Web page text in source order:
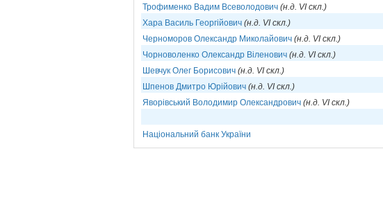
Трофименко Вадим Всеволодович (н.д. VI скл.)
Хара Василь Георгійович (н.д. VI скл.)
Черноморов Олександр Миколайович (н.д. VI скл.)
Чорноволенко Олександр Віленович (н.д. VI скл.)
Шевчук Олег Борисович (н.д. VI скл.)
Шпенов Дмитро Юрійович (н.д. VI скл.)
Яворівський Володимир Олександрович (н.д. VI скл.)
Національний банк України